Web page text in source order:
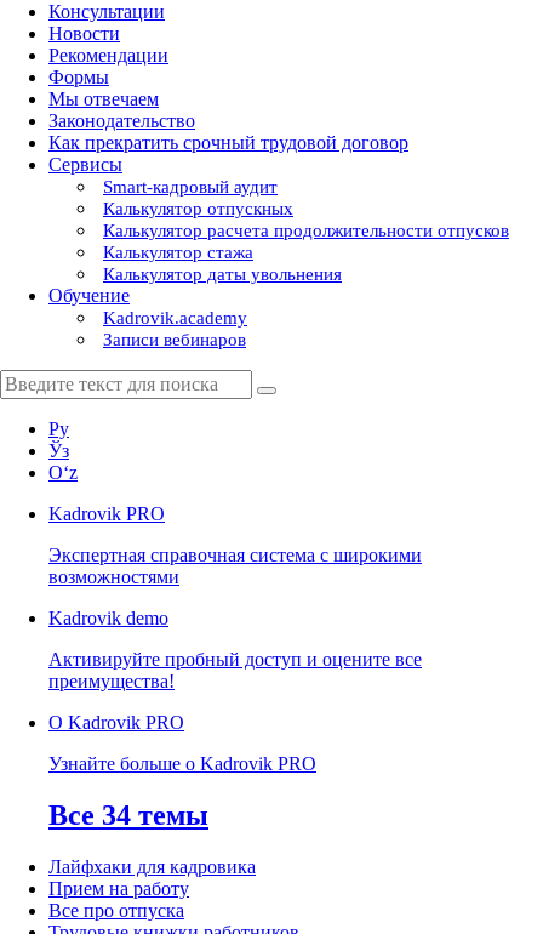
Консультации
Новости
Рекомендации
Формы
Мы отвечаем
Законодательство
Как прекратить срочный трудовой договор
Сервисы
Smart-кадровый аудит
Калькулятор отпускных
Калькулятор расчета продолжительности отпусков
Калькулятор стажа
Калькулятор даты увольнения
Обучение
Kadrovik.academy
Записи вебинаров
Ру
Ўз
Oʻz
Kadrovik PRO
Экспертная справочная система с широкими
возможностями
Kadrovik demo
Активируйте пробный доступ и оцените все
преимущества!
О Kadrovik PRO
Узнайте больше о Kadrovik PRO
Все 34 темы
Лайфхаки для кадровика
Прием на работу
Все про отпуска